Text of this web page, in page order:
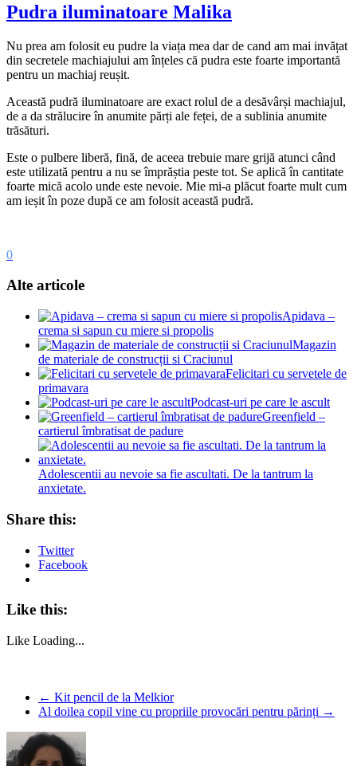
Pudra iluminatoare Malika
Nu prea am folosit eu pudre la viața mea dar de cand am mai invățat
din secretele machiajului am înțeles că pudra este foarte importantă
pentru un machiaj reușit.
Această pudră iluminatoare are exact rolul de a desăvârși machiajul,
de a da strălucire în anumite părți ale feței, de a sublinia anumite
trăsături.
Este o pulbere liberă, fină, de aceea trebuie mare grijă atunci când
este utilizată pentru a nu se împrăștia peste tot. Se aplică în cantitate
foarte mică acolo unde este nevoie. Mie mi-a plăcut foarte mult cum
am ieșit în poze după ce am folosit această pudră.
0
Alte articole
Apidava –
crema si sapun cu miere si propolis
Magazin
de materiale de construcții si Craciunul
Felicitari cu servetele de
primavara
Podcast-uri pe care le ascult
Greenfield –
cartierul îmbratisat de padure
Adolescentii au nevoie sa fie ascultati. De la tantrum la
anxietate.
Share this:
Twitter
Facebook
Like this:
Like Loading...
← Kit pencil de la Melkior
Al doilea copil vine cu propriile provocări pentru părinți →